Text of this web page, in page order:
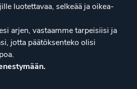
luotettavaa, selkeää ja oikea-
arjen, vastaamme tarpeisiisi ja
jotta päätöksenteko olisi